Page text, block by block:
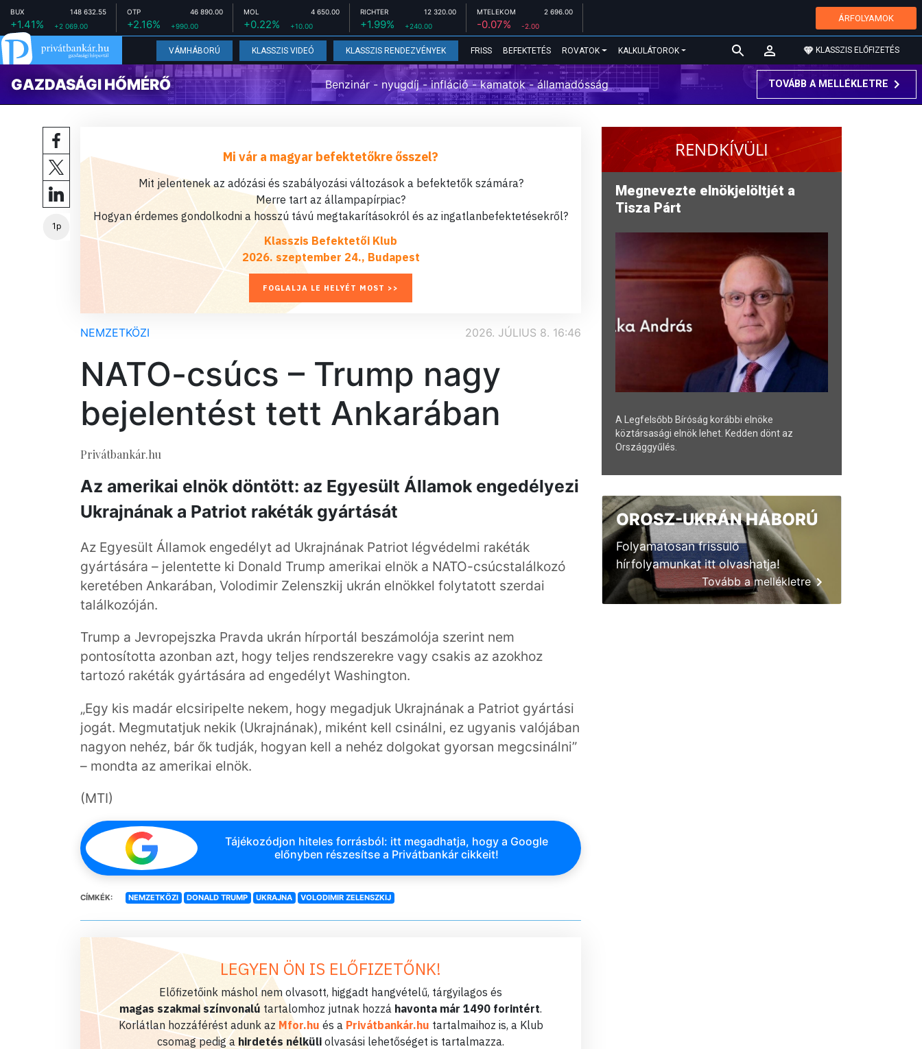
BUX 148 632.55
+1.41% +2 069.00
OTP 46 890.00
+2.16% +990.00
MOL 4 650.00
+0.22% +10.00
RICHTER 12 320.00
+1.99% +240.00
MTELEKOM 2 696.00
-0.07% -2.00
ÁRFOLYAMOK
VÁMHÁBORÚ KLASSZIS VIDEÓ KLASSZIS RENDEZVÉNYEK FRISS BEFEKTETÉS ROVATOK KALKULÁTOROK KLASSZIS ELŐFIZETÉS
GAZDASÁGI HŐMÉRŐ Benzinár - nyugdíj - infláció - kamatok - államadósság TOVÁBB A MELLÉKLETRE
1p
Mi vár a magyar befektetőkre ősszel?
Mit jelentenek az adózási és szabályozási változások a befektetők számára?
Merre tart az állampapírpiac?
Hogyan érdemes gondolkodni a hosszú távú megtakarításokról és az ingatlanbefektetésekről?
Klasszis Befektetői Klub
2026. szeptember 24., Budapest
FOGLALJA LE HELYÉT MOST >>
NEMZETKÖZI 2026. JÚLIUS 8. 16:46
NATO-csúcs – Trump nagy
bejelentést tett Ankarában
Privátbankár.hu
Az amerikai elnök döntött: az Egyesült Államok engedélyezi
Ukrajnának a Patriot rakéták gyártását
Az Egyesült Államok engedélyt ad Ukrajnának Patriot légvédelmi rakéták
gyártására – jelentette ki Donald Trump amerikai elnök a NATO-csúcstalálkozó
keretében Ankarában, Volodimir Zelenszkij ukrán elnökkel folytatott szerdai
találkozóján.
Trump a Jevropejszka Pravda ukrán hírportál beszámolója szerint nem
pontosította azonban azt, hogy teljes rendszerekre vagy csakis az azokhoz
tartozó rakéták gyártására ad engedélyt Washington.
„Egy kis madár elcsiripelte nekem, hogy megadjuk Ukrajnának a Patriot gyártási
jogát. Megmutatjuk nekik (Ukrajnának), miként kell csinálni, ez ugyanis valójában
nagyon nehéz, bár ők tudják, hogyan kell a nehéz dolgokat gyorsan megcsinálni”
– mondta az amerikai elnök.
(MTI)
Tájékozódjon hiteles forrásból: itt megadhatja, hogy a Google
előnyben részesítse a Privátbankár cikkeit!
CÍMKÉK: NEMZETKÖZI DONALD TRUMP UKRAJNA VOLODIMIR ZELENSZKIJ
LEGYEN ÖN IS ELŐFIZETŐNK!
Előfizetőink máshol nem olvasott, higgadt hangvételű, tárgyilagos és
magas szakmai színvonalú tartalomhoz jutnak hozzá havonta már 1490 forintért.
Korlátlan hozzáférést adunk az Mfor.hu és a Privátbankár.hu tartalmaihoz is, a Klub
csomag pedig a hirdetés nélküli olvasási lehetőséget is tartalmazza.
RENDKÍVÜLI
Megnevezte elnökjelöltjét a
Tisza Párt
A Legfelsőbb Bíróság korábbi elnöke
köztársasági elnök lehet. Kedden dönt az
Országgyűlés.
OROSZ-UKRÁN HÁBORÚ
Folyamatosan frissülő
hírfolyamunkat itt olvashatja!
Tovább a mellékletre